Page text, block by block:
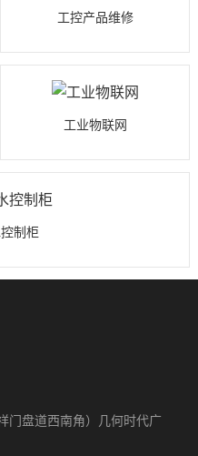
工控产品维修
工业物联网
制柜
门盘道西南角）几何时代广